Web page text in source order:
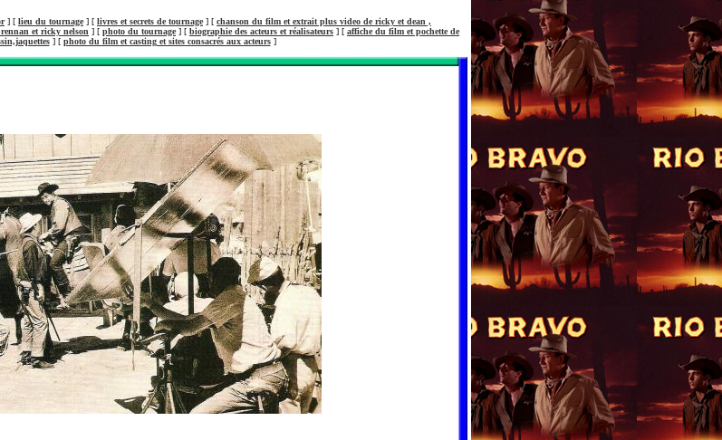
] [ lieu du tournage ] [ livres et secrets de tournage ] [ chanson du film et extrait plus video de ricky et dean ,
et ricky nelson ] [ photo du tournage ] [ biographie des acteurs et réalisateurs ] [ affiche du film et pochette de
] [ photo du film et casting et sites consacrés aux acteurs]